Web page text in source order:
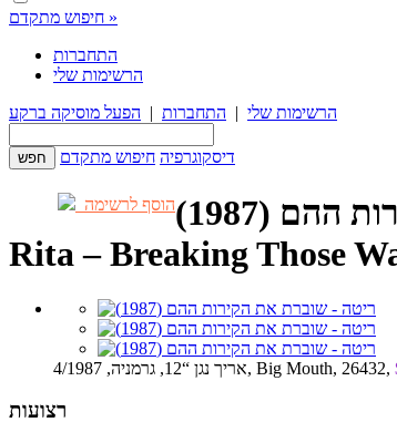
חיפוש מתקדם »
התחברות
הרשימות שלי
הרשימות שלי | התחברות | הפעל מוסיקה ברקע
דיסקוגרפיה חיפוש מתקדם
הוסף לרשימה
(1987)
Rita – Breaking Those
רצועות